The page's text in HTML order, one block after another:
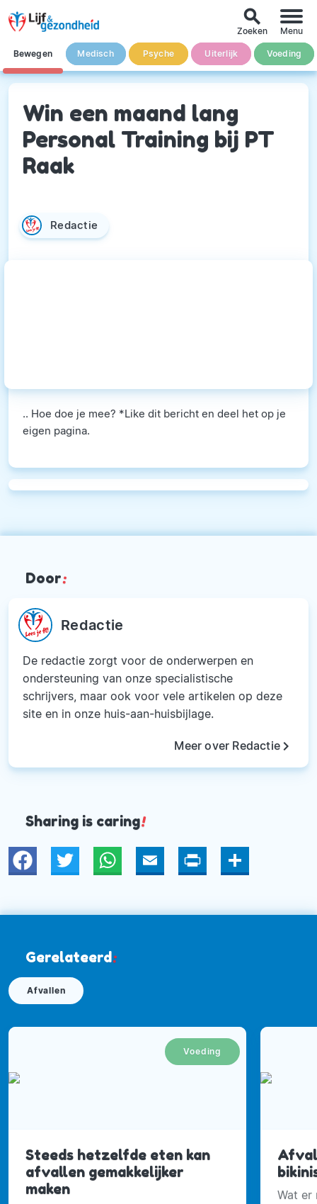
Bewegen Medisch Psyche Uiterlijk Voeding
search
Zoeken Menu
Win een maand lang
Personal Training bij PT
Raak
Redactie
.. Hoe doe je mee? *Like dit bericht en deel het op je
eigen pagina.
Door:
Redactie
De redactie zorgt voor de onderwerpen en
ondersteuning van onze specialistische
schrijvers, maar ook voor vele artikelen op deze
site en in onze huis-aan-huisbijlage.
Meer over Redactiekeyboard_arrow_right
Sharing is caring!
Twitter WhatsAppEmail Print Deel
Gerelateerd:
Afvallen
Voeding
Steeds hetzelfde eten kan
afvallen gemakkelijker
maken
Wat er